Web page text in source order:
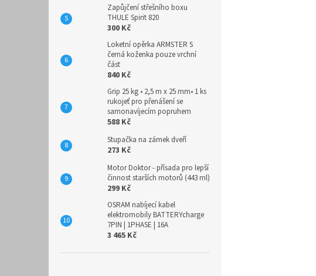
Zapůjčení střešního boxu
THULE Spirit 820
300 Kč
Loketní opěrka ARMSTER S
černá koženka pouze vrchní
část
840 Kč
Grip 25 kg • 2,5 m x 25 mm• 1 ks
rukojeť pro přenášení se
samonavíjecím popruhem
588 Kč
Stupačka na zámek dveří
273 Kč
Motor Doktor - přísada pro lepší
činnost starších motorů (443 ml)
299 Kč
OSRAM nabíjecí kabel
elektromobily BATTERYcharge
7PIN | 1PHASE | 16A
3 465 Kč